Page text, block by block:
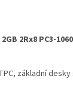
2Rx8 PC3-
základní